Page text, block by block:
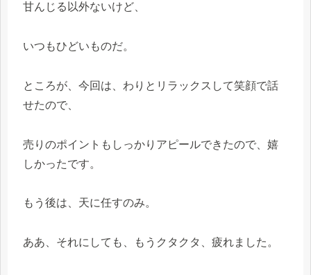
甘んじる以外ないけど、
いつもひどいものだ。
ところが、今回は、わりとリラックスして笑顔で話
せたので、
売りのポイントもしっかりアピールできたので、嬉
しかったです。
もう後は、天に任すのみ。
ああ、それにしても、もうクタクタ、疲れました。